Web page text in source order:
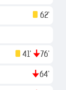
62'
41' 76'
64'